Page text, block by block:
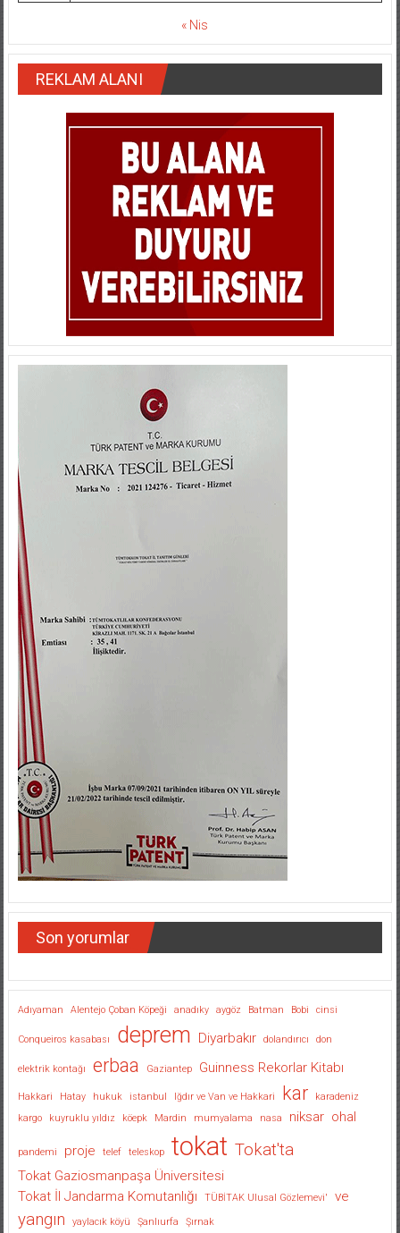
« Nis
REKLAM ALANI
Son yorumlar
Adıyaman Alentejo Çoban Köpeği anadıky aygöz Batman Bobi cinsi
Conqueiros kasabası deprem Diyarbakır dolandırıcı don
elektrik kontağı erbaa Gaziantep Guinness Rekorlar Kitabı
Hakkari Hatay hukuk istanbul Iğdır ve Van ve Hakkari kar
karadeniz
kargo
kuyruklu yıldız köepk Mardin mumyalama nasa niksar ohal
pandemi proje telef teleskop tokat Tokat'ta
Tokat Gaziosmanpaşa Üniversitesi
Tokat İl Jandarma Komutanlığı
TÜBİTAK Ulusal Gözlemevi' ve
yangın yaylacık köyü Şanlıurfa Şırnak